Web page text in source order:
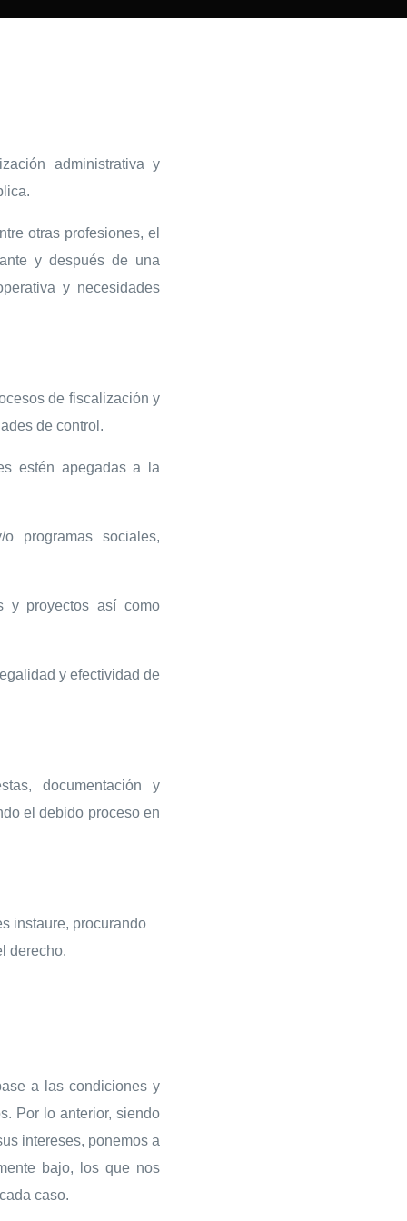
administrativa y
otras profesiones, el
y después de una
y necesidades
de fiscalización y
de control.
estén apegadas a la
programas sociales,
y proyectos así como
y efectividad de
documentación y
el debido proceso en
instaure, procurando
derecho.
a las condiciones y
Por lo anterior, siendo
intereses, ponemos a
bajo, los que nos
caso.